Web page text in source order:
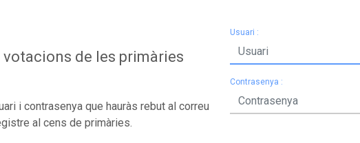
de les primàries
i contrasenya que hauràs rebut al correu
al cens de primàries.
Usuari :
Contrasenya :